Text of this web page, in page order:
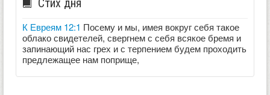
К Евреям 12:1 Посему и мы, имея вокруг себя такое
облако свидетелей, свергнем с себя всякое бремя и
запинающий нас грех и с терпением будем проходить
предлежащее нам поприще,